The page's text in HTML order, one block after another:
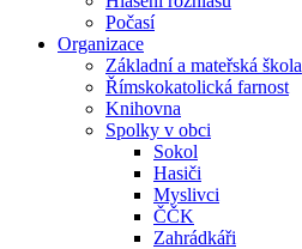
Počasí
Organizace
Základní a mateřská škola
Římskokatolická farnost
Knihovna
Spolky v obci
Sokol
Hasiči
Myslivci
ČČK
Zahrádkáři